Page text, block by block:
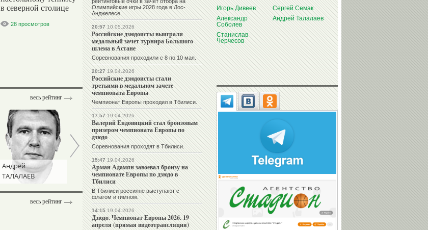
в северной столице
28 просмотров
весь рейтинг
Андрей
ТАЛАЛАЕВ
Игорь
ДИВЕЕВ
Станислав
ЧЕРЧЕСОВ
СЕМАК
весь рейтинг
рейтинговые очки в зачет отбора на
Олимпийские игры 2028 года в Лос-
Анджелесе.
20:5710.05.2026
Российские дзюдоисты выиграли
медальный зачет турнира Большого
шлема в Астане
Соревнования проходили с 8 по 10 мая.
20:2719.04.2026
Российские дзюдоисты стали
третьими в медальном зачете
чемпионата Европы
Чемпионат Европы проходил в Тбилиси.
17:5719.04.2026
Валерий Ендовицкий стал бронзовым
призером чемпионата Европы по
дзюдо
Соревнования проходят в Тбилиси.
15:4719.04.2026
Арман Адамян завоевал бронзу на
чемпионате Европы по дзюдо в
Тбилиси
В Тбилиси россияне выступают с
флагом и гимном.
14:1519.04.2026
Дзюдо. Чемпионат Европы 2026. 19
апреля (прямая видеотрансляция)
Игорь Дивеев
Сергей Семак
Александр
Соболев
Андрей Талалаев
Станислав
Черчесов